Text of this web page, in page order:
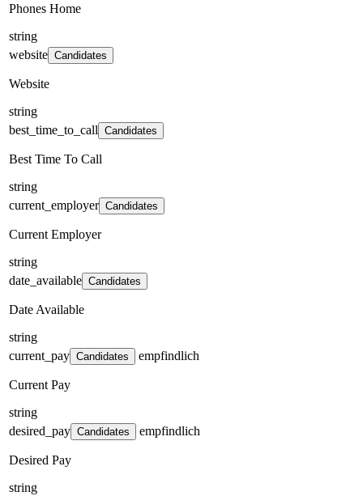
Phones Home
string
website Candidates
Website
string
best_time_to_call Candidates
Best Time To Call
string
current_employer Candidates
Current Employer
string
date_available Candidates
Date Available
string
current_pay Candidates empfindlich
Current Pay
string
desired_pay Candidates empfindlich
Desired Pay
string